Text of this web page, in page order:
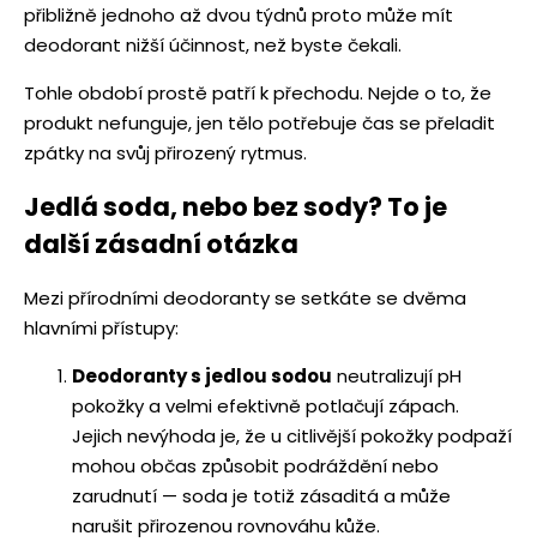
přibližně jednoho až dvou týdnů proto může mít
deodorant nižší účinnost, než byste čekali.
Tohle období prostě patří k přechodu. Nejde o to, že
produkt nefunguje, jen tělo potřebuje čas se přeladit
zpátky na svůj přirozený rytmus.
Jedlá soda, nebo bez sody? To je
další zásadní otázka
Mezi přírodními deodoranty se setkáte se dvěma
hlavními přístupy:
Deodoranty s jedlou sodou neutralizují pH
pokožky a velmi efektivně potlačují zápach.
Jejich nevýhoda je, že u citlivější pokožky podpaží
mohou občas způsobit podráždění nebo
zarudnutí — soda je totiž zásaditá a může
narušit přirozenou rovnováhu kůže.